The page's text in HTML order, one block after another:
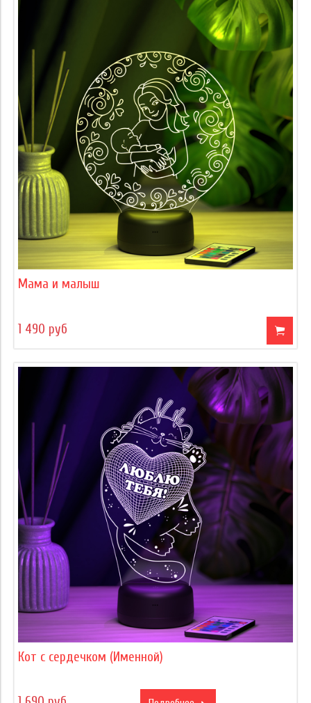
Мама и малыш
1 490 руб
Кот с сердечком (Именной)